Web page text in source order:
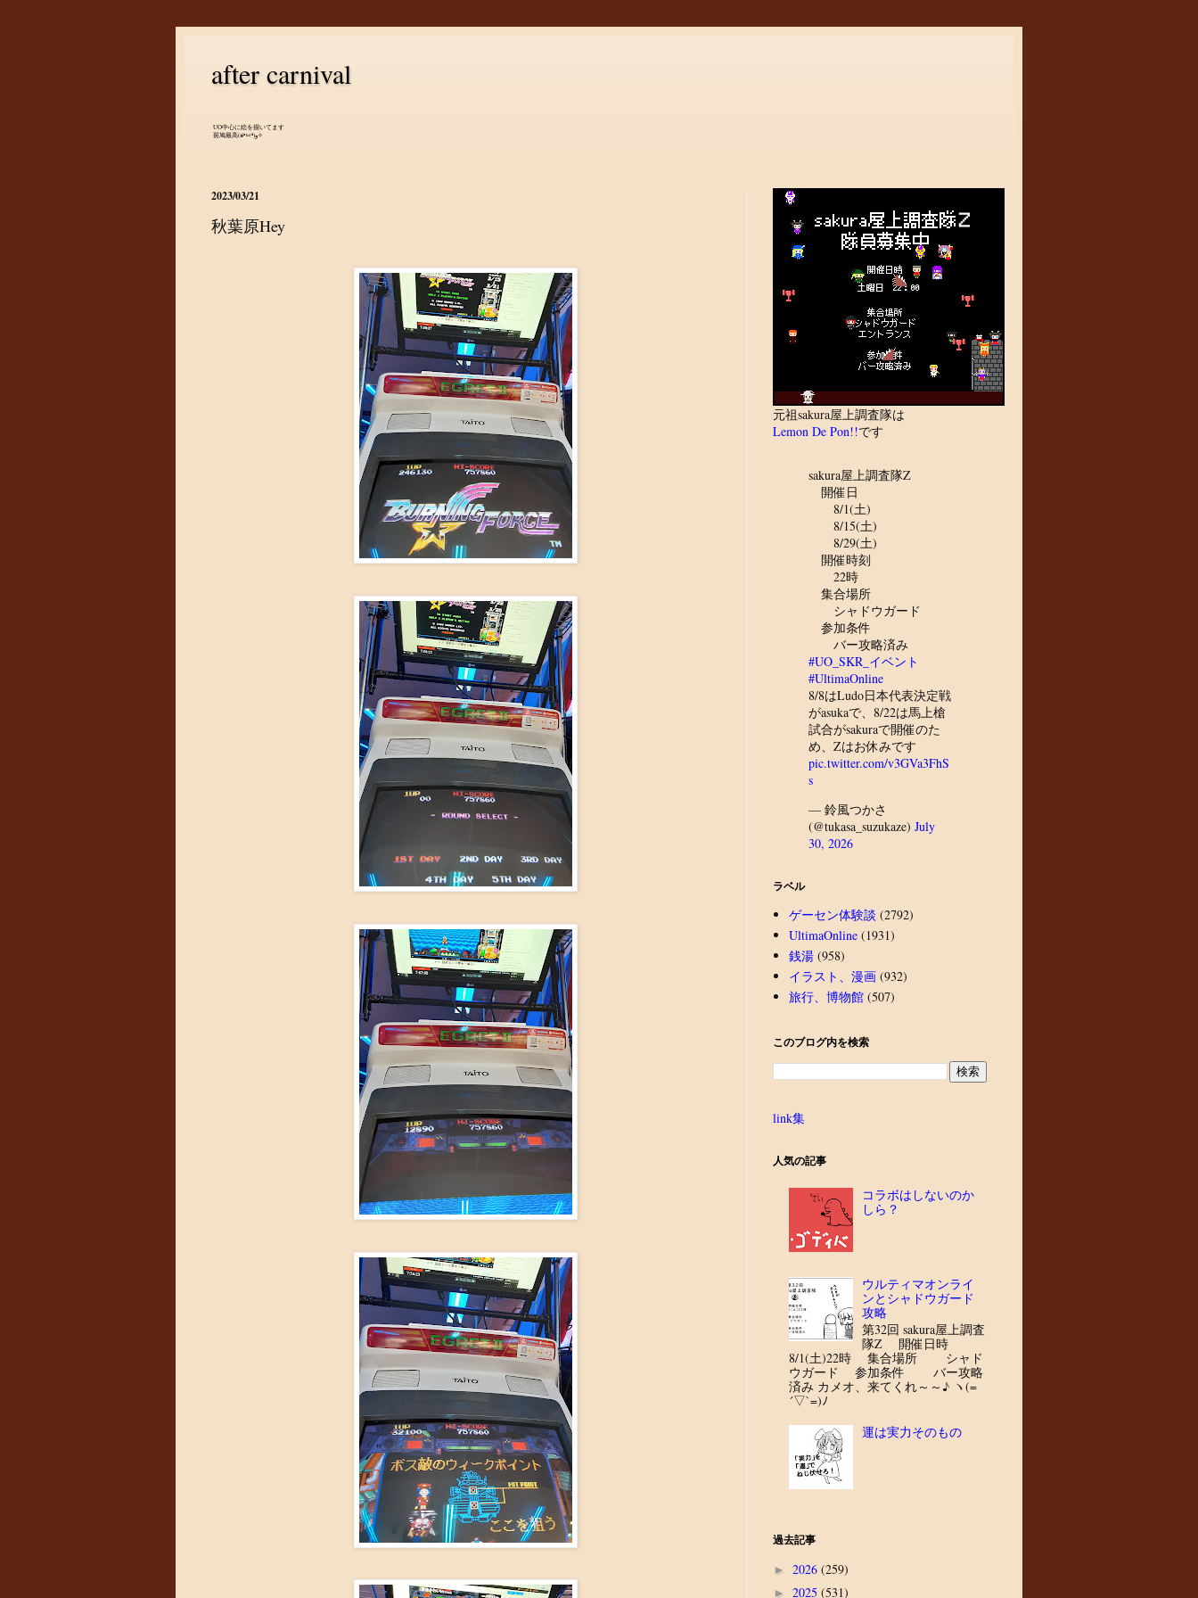
after carnival
UO中心に絵を描いてます
斑鳩最高(๑•̀ㅂ•́)و✧
2023/03/21
秋葉原Hey
元祖sakura屋上調査隊は
Lemon De Pon!!です
sakura屋上調査隊Z
開催日
8/1(土)
8/15(土)
8/29(土)
開催時刻
22時
集合場所
シャドウガード
参加条件
バー攻略済み
#UO_SKR_イベント
#UltimaOnline
8/8はLudo日本代表決定戦
がasukaで、8/22は馬上槍
試合がsakuraで開催のた
め、Zはお休みです
pic.twitter.com/v3GVa3FhS
s
— 鈴風つかさ
(@tukasa_suzukaze) July
30, 2026
ラベル
ゲーセン体験談 (2792)
UltimaOnline (1931)
銭湯 (958)
イラスト、漫画 (932)
旅行、博物館 (507)
このブログ内を検索
link集
人気の記事
コラボはしないのか
しら？
ウルティマオンライ
ンとシャドウガード
攻略
第32回 sakura屋上調査
隊Z 開催日時
8/1(土)22時 集合場所 シャド
ウガード 参加条件 バー攻略
済み カメオ、来てくれ～～♪ ヽ(=
´▽`=)ﾉ
運は実力そのもの
過去記事
► 2026 (259)
► 2025 (531)